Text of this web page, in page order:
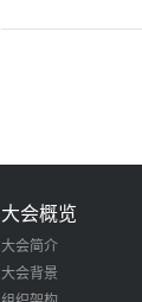
大会概览
大会简介
大会背景